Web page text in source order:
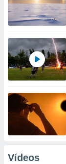
Vídeos